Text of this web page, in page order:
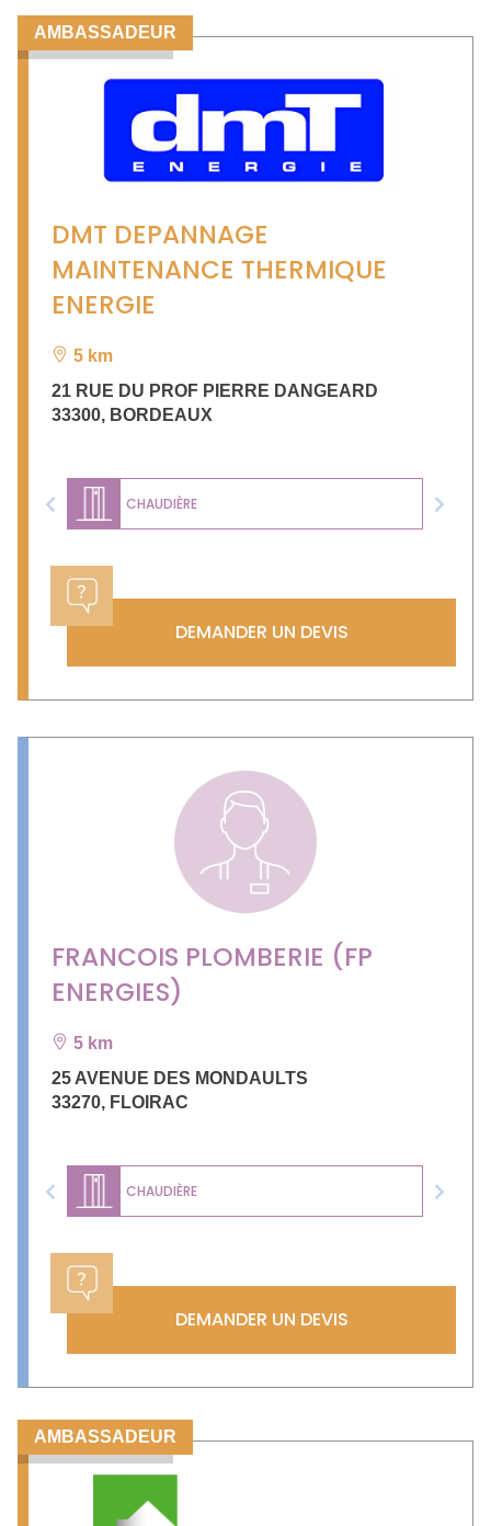
AMBASSADEUR
DMT DEPANNAGE
MAINTENANCE THERMIQUE
ENERGIE
5 km
21 RUE DU PROF PIERRE DANGEARD
33300, BORDEAUX
CHAUDIÈRE
Previous Next
DEMANDER UN DEVIS
FRANCOIS PLOMBERIE (FP
ENERGIES)
5 km
25 AVENUE DES MONDAULTS
33270, FLOIRAC
CHAUDIÈRE
Previous Next
DEMANDER UN DEVIS
AMBASSADEUR